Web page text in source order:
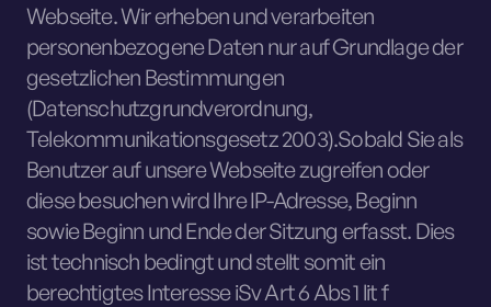
Webseite. Wir erheben und verarbeiten
personenbezogene Daten nur auf Grundlage der
gesetzlichen Bestimmungen
(Datenschutzgrundverordnung,
Telekommunikationsgesetz 2003).Sobald Sie als
Benutzer auf unsere Webseite zugreifen oder
diese besuchen wird Ihre IP-Adresse, Beginn
sowie Beginn und Ende der Sitzung erfasst. Dies
ist technisch bedingt und stellt somit ein
berechtigtes Interesse iSv Art 6 Abs 1 lit f